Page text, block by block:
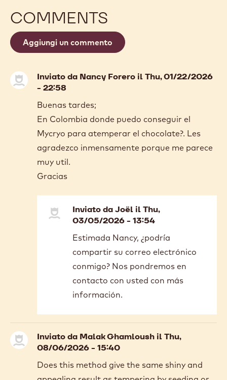
COMMENTS
Aggiungi un commento
Inviato da Nancy Forero il Thu, 01/22/2026
- 22:58
Buenas tardes;
En Colombia donde puedo conseguir el
Mycryo para atemperar el chocolate?. Les
agradezco inmensamente porque me parece
muy util.
Gracias
Inviato daJoël il Thu,
03/05/2026 - 13:54
reply
to
Buenas
tardes;
Colombia…
Nancy
Forero
Estimada Nancy, ¿podría
compartir su correo electrónico
conmigo? Nos pondremos en
contacto con usted con más
información.
Inviato da Malak Ghamloush il Thu,
08/06/2026 - 15:40
Does this method give the same shiny and